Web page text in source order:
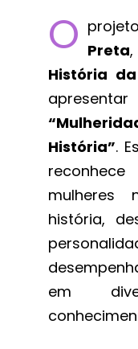
O projeto
Preta
História da
História”.
mulheres
história,
em